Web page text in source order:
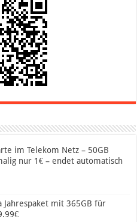
im Telekom Netz – 50GB
nur 1€ – endet automatisch
Jahrespaket mit 365GB für